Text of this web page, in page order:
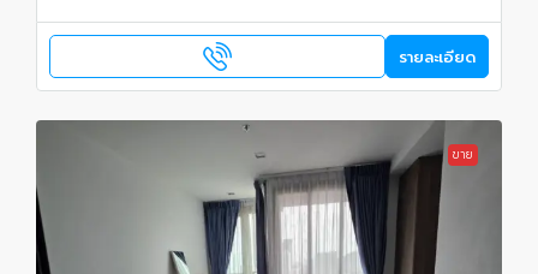
รายละเอียด
ขาย